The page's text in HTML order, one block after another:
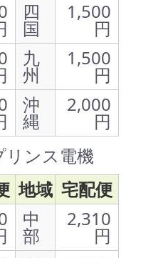
四
国
1,500
円
九
州
1,500
円
沖
縄
2,000
円
ンス電機
地域 宅配便
中
部
2,310
円